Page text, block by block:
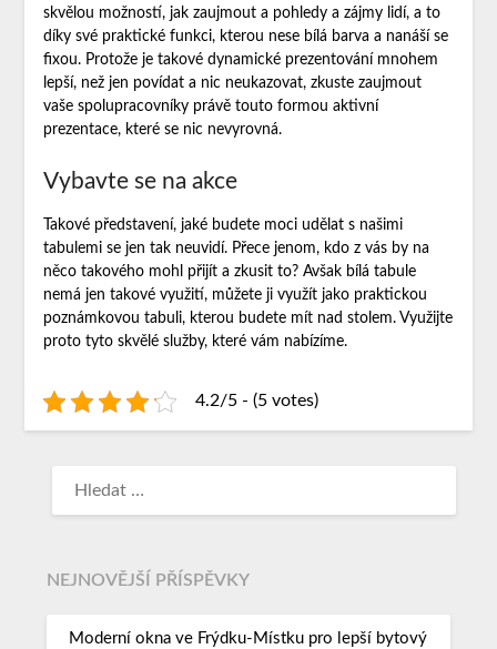
skvělou možností, jak zaujmout a pohledy a zájmy lidí, a to
díky své praktické funkci, kterou nese bílá barva a nanáší se
fixou. Protože je takové dynamické prezentování mnohem
lepší, než jen povídat a nic neukazovat, zkuste zaujmout
vaše spolupracovníky právě touto formou aktivní
prezentace, které se nic nevyrovná.
Vybavte se na akce
Takové představení, jaké budete moci udělat s našimi
tabulemi se jen tak neuvidí. Přece jenom, kdo z vás by na
něco takového mohl přijít a zkusit to? Avšak bílá tabule
nemá jen takové využití, můžete ji využít jako praktickou
poznámkovou tabuli, kterou budete mít nad stolem. Využijte
proto tyto skvělé služby, které vám nabízíme.
4.2/5 - (5 votes)
NEJNOVĚJŠÍ PŘÍSPĚVKY
Moderní okna ve Frýdku-Místku pro lepší bytový